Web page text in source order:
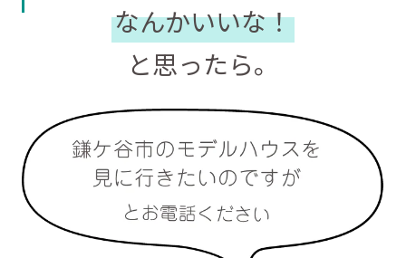
なんかいいな！
と思ったら。